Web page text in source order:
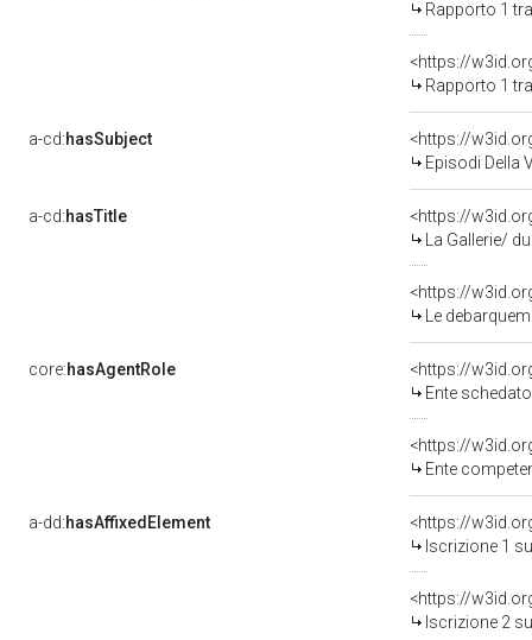
Rapporto 1
<https://
Rapporto 1
a-cd:hasSubject
<https://
Episodi Della
a-cd:hasTitle
La Gallerie/ du
Le
core:hasAgentRole
<https://
Ente schedatore del bene
<https://
Ente competente per
a-dd:hasAffixedElement
<https://
Iscrizione 1
<https://
Iscrizione 2